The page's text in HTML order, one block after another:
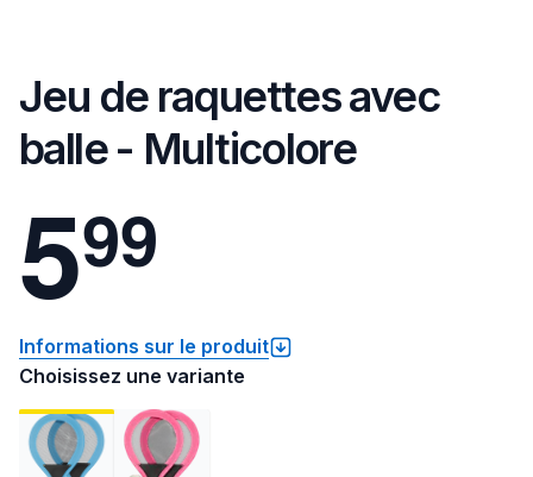
Jeu de raquettes avec
balle - Multicolore
599
Informations sur le produit
Choisissez une variante